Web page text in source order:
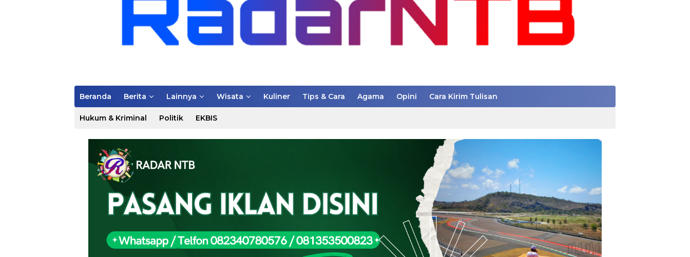
Beranda Berita Lainnya Wisata Kuliner Tips & Cara Agama Opini Cara Kirim Tulisan
Hukum & Kriminal Politik EKBIS